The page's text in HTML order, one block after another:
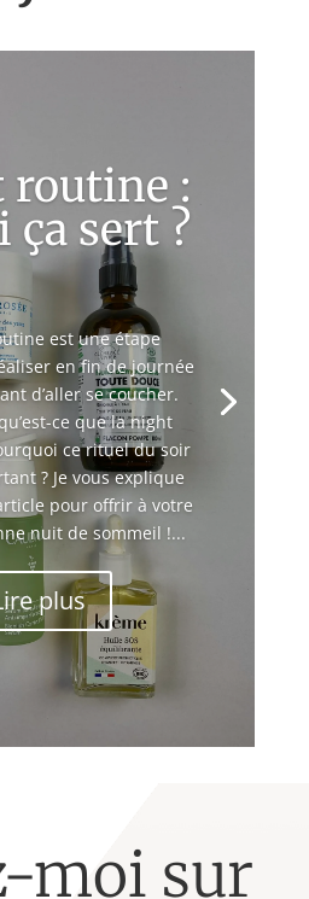
routine :
ça sert ?
est une étape
en fin de journée
d’aller se coucher.
ce que la night
ce rituel du soir
? Je vous explique
pour offrir à votre
nuit de sommeil !...
plus
moi sur